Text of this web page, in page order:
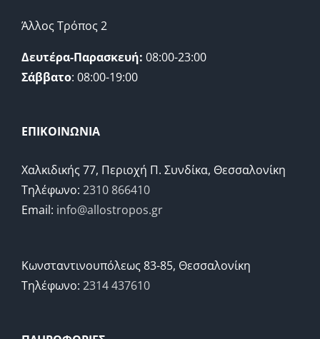
Άλλος Τρόπος 2
Δευτέρα-Παρασκευή: 08:00-23:00
Σάββατο: 08:00-19:00
ΕΠΙΚΟΙΝΩΝΙΑ
Χαλκιδικής 77, Περιοχή Π. Συνδίκα, Θεσσαλονίκη
Τηλέφωνο: 2310 866410
Email: info@allostropos.gr
Κωνσταντινουπόλεως 83-85, Θεσσαλονίκη
Τηλέφωνο: 2314 437610